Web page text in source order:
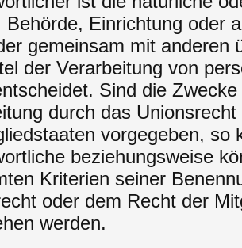
Behörde, Einrichtung oder
gemeinsam mit anderen
der Verarbeitung von
Sind die
durch das
vorgegeben, so
beziehungsweise
Kriterien seiner
oder dem Recht der
werden.